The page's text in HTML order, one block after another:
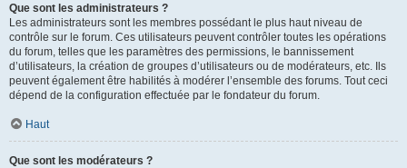
Que sont les administrateurs ?
Les administrateurs sont les membres possédant le plus haut niveau de
contrôle sur le forum. Ces utilisateurs peuvent contrôler toutes les opérations
du forum, telles que les paramètres des permissions, le bannissement
d’utilisateurs, la création de groupes d’utilisateurs ou de modérateurs, etc. Ils
peuvent également être habilités à modérer l’ensemble des forums. Tout ceci
dépend de la configuration effectuée par le fondateur du forum.
Haut
Que sont les modérateurs ?